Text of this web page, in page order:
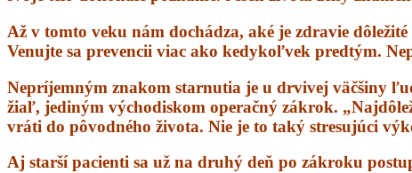
Až v tomto veku nám dochádza, aké je zdravie
Venujte sa prevencii viac ako kedykoľvek predtým.
Nepríjemným znakom starnutia je u drvivej väčšiny
žiaľ, jediným východiskom operačný zákrok.
vráti do pôvodného života. Nie je to taký stresujúci
Aj starší pacienti sa už na druhý deň po zákroku